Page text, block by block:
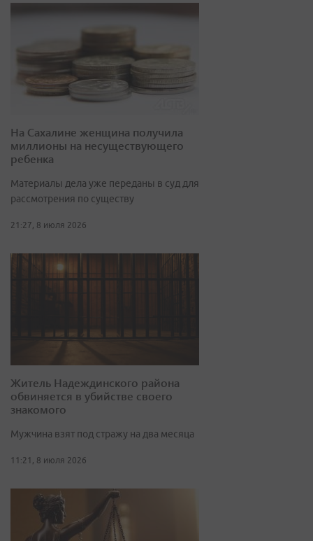
На Сахалине женщина получила
миллионы на несуществующего
ребенка
Материалы дела уже переданы в суд для
рассмотрения по существу
21:27, 8 июля 2026
Житель Надеждинского района
обвиняется в убийстве своего
знакомого
Мужчина взят под стражу на два месяца
11:21, 8 июля 2026